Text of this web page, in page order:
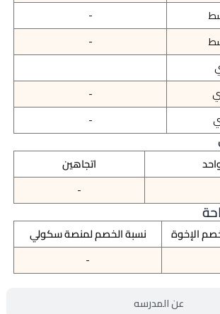
عن المدرسه
-
-
-
-
اتجاهين
-
الإخوة
نسبة الخصم لمنصة سكولي
-